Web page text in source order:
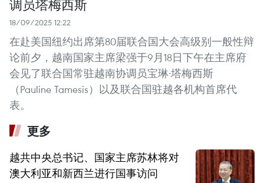
调员塔梅西斯
18/09/2025 12:22
在赴美国纽约出席第80届联合国大会高级别一般性辩
论前夕，越南国家主席梁强于9月18日下午在主席府
会见了联合国常驻越南协调员宝琳·塔梅西斯
（Pauline Tamesis）以及联合国驻越各机构首席代
表。
更多
越共中央总书记、国家主席苏林将对
澳大利亚和新西兰进行国事访问